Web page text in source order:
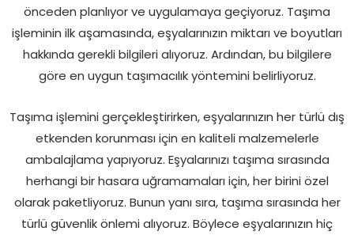
önceden planlıyor ve uygulamaya geçiyoruz. Taşıma
işleminin ilk aşamasında, eşyalarınızın miktarı ve boyutları
hakkında gerekli bilgileri alıyoruz. Ardından, bu bilgilere
göre en uygun taşımacılık yöntemini belirliyoruz.
Taşıma işlemini gerçekleştirirken, eşyalarınızın her türlü dış
etkenden korunması için en kaliteli malzemelerle
ambalajlama yapıyoruz. Eşyalarınızı taşıma sırasında
herhangi bir hasara uğramamaları için, her birini özel
olarak paketliyoruz. Bunun yanı sıra, taşıma sırasında her
türlü güvenlik önlemi alıyoruz. Böylece eşyalarınızın hiç